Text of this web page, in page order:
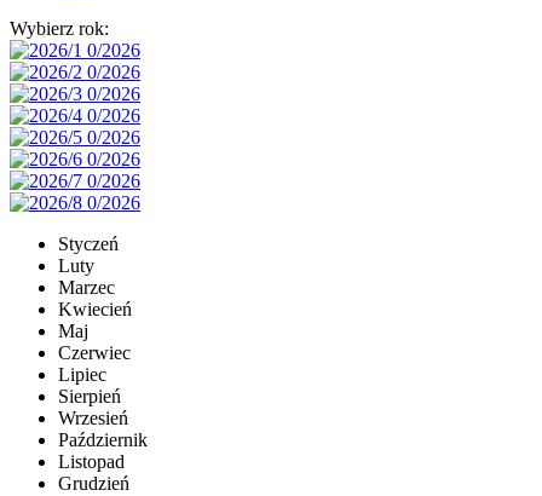
Wybierz rok:
Styczeń
Luty
Marzec
Kwiecień
Maj
Czerwiec
Lipiec
Sierpień
Wrzesień
Październik
Listopad
Grudzień